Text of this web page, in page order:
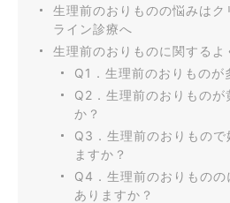
生理前のおりものの悩みはク
ライン診療へ
生理前のおりものに関するよ
Q1．生理前のおりものが
Q2．生理前のおりものが
か？
Q3．生理前のおりもので
ますか？
Q4．生理前のおりもの
ありますか？